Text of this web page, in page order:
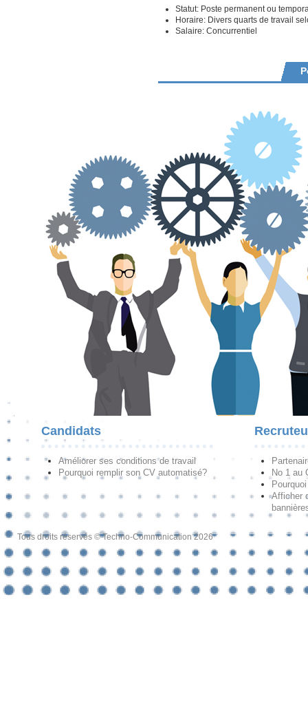
Statut: Poste permanent ou
Horaire: Divers quarts de travail
Salaire: Concurrentiel
Candidats
Améliorer ses conditions de travail
Pourquoi remplir son CV automatisé?
No 1 au
Afficher
Tous droits réservés © Techno-Communication 2026